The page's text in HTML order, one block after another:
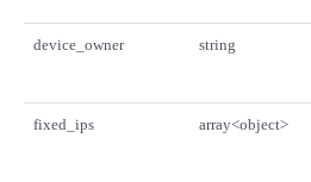
device_owner string
fixed_ips array<object>